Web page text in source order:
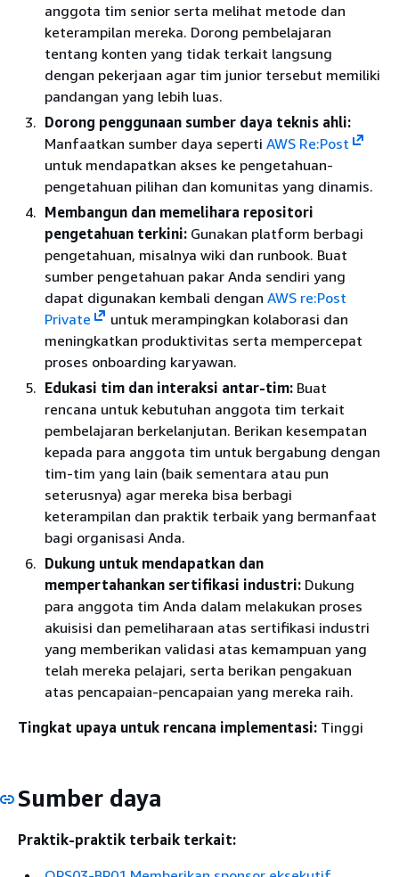
anggota tim senior serta melihat metode dan
keterampilan mereka. Dorong pembelajaran
tentang konten yang tidak terkait langsung
dengan pekerjaan agar tim junior tersebut memiliki
pandangan yang lebih luas.
Dorong penggunaan sumber daya teknis ahli:
Manfaatkan sumber daya seperti AWS Re:Post
untuk mendapatkan akses ke pengetahuan-
pengetahuan pilihan dan komunitas yang dinamis.
Membangun dan memelihara repositori
pengetahuan terkini: Gunakan platform berbagi
pengetahuan, misalnya wiki dan runbook. Buat
sumber pengetahuan pakar Anda sendiri yang
dapat digunakan kembali dengan AWS re:Post
Private
untuk merampingkan kolaborasi dan
meningkatkan produktivitas serta mempercepat
proses onboarding karyawan.
Edukasi tim dan interaksi antar-tim: Buat
rencana untuk kebutuhan anggota tim terkait
pembelajaran berkelanjutan. Berikan kesempatan
kepada para anggota tim untuk bergabung dengan
tim-tim yang lain (baik sementara atau pun
seterusnya) agar mereka bisa berbagi
keterampilan dan praktik terbaik yang bermanfaat
bagi organisasi Anda.
Dukung untuk mendapatkan dan
mempertahankan sertifikasi industri: Dukung
para anggota tim Anda dalam melakukan proses
akuisisi dan pemeliharaan atas sertifikasi industri
yang memberikan validasi atas kemampuan yang
telah mereka pelajari, serta berikan pengakuan
atas pencapaian-pencapaian yang mereka raih.
Tingkat upaya untuk rencana implementasi: Tinggi
Sumber daya
Praktik-praktik terbaik terkait: